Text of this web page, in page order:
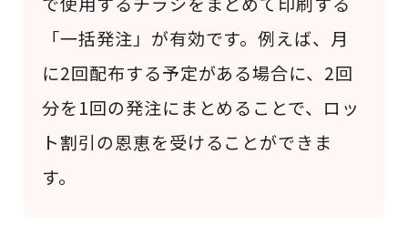
「一括発注」が有効です。例えば、月
に2回配布する予定がある場合に、2回
分を1回の発注にまとめることで、ロッ
ト割引の恩恵を受けることができま
す。